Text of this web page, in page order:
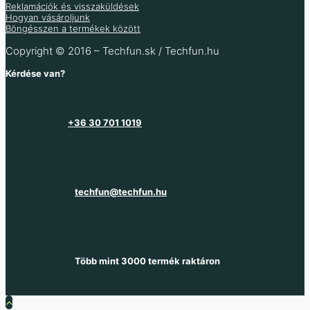
Reklamációk és visszaküldések
Hogyan vásároljunk
Böngésszen a termékek között
Copyright © 2016 – Techfun.sk / Techfun.hu
Kérdése van?
+36 30 701 1019
techfun@techfun.hu
Több mint 3000 termék raktáron